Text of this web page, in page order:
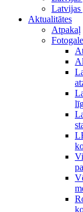
Latvijas
Aktualitātes
Atpakaļ